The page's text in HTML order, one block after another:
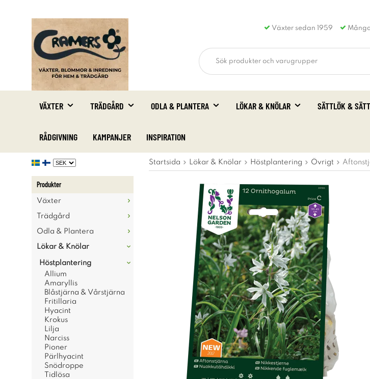
Växter sedan 1959
VÄXTER TRÄDGÅRD ODLA & PLANTERA LÖKAR & KNÖLAR SÄTTLÖK &
RÅDGIVNING KAMPANJER INSPIRATION
Produkter
Växter
Trädgård
Odla & Plantera
Lökar & Knölar
Höstplantering
Allium
Amaryllis
Blåstjärna & Vårstjärna
Fritillaria
Hyacint
Krokus
Lilja
Narciss
Pioner
Pärlhyacint
Snödroppe
Tidlösa
Startsida Lökar & Knölar Höstplantering Övrigt